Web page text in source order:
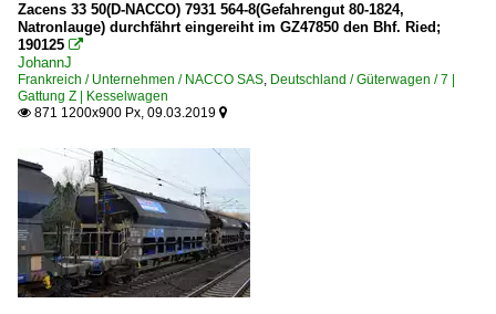
Zacens 33 50(D-NACCO) 7931 564-8(Gefahrengut 80-1824,
Natronlauge) durchfährt eingereiht im GZ47850 den Bhf. Ried;
190125 
JohannJ
Frankreich / Unternehmen / NACCO SAS, Deutschland / Güterwagen / 7 |
Gattung Z | Kesselwagen
 871 1200x900 Px, 09.03.2019 